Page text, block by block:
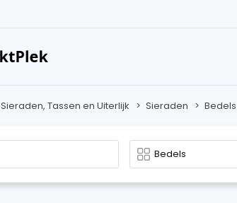
Sieraden, Tassen en Uiterlijk > Sieraden > Bedels